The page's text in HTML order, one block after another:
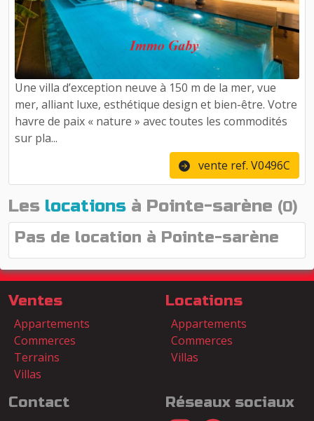
Une villa d’exception neuve à 150 m de la mer, vue
mer, alliant luxe, esthétique design et bien-être. Votre
havre de paix « nature » avec toutes les commodités
sur pla...
vente ref. V0496C
Les locations à Pointe-sarène (0)
Pas de location à Pointe-sarène
Ventes
Appartements
Commerces
Terrains
Villas
Locations
Appartements
Commerces
Villas
Contact Réseaux sociaux